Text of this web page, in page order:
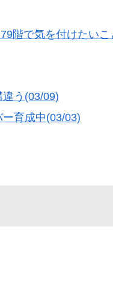
階で気を付けたい
う(03/09)
育成中(03/03)